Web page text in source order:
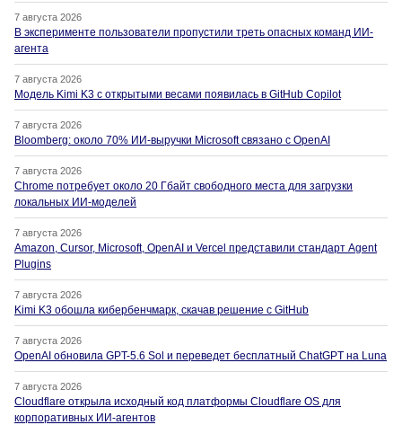
7 августа 2026
В эксперименте пользователи пропустили треть опасных команд ИИ-
агента
7 августа 2026
Модель Kimi K3 с открытыми весами появилась в GitHub Copilot
7 августа 2026
Bloomberg: около 70% ИИ-выручки Microsoft связано с OpenAI
7 августа 2026
Chrome потребует около 20 Гбайт свободного места для загрузки
локальных ИИ-моделей
7 августа 2026
Amazon, Cursor, Microsoft, OpenAI и Vercel представили стандарт Agent
Plugins
7 августа 2026
Kimi K3 обошла кибербенчмарк, скачав решение с GitHub
7 августа 2026
OpenAI обновила GPT-5.6 Sol и переведет бесплатный ChatGPT на Luna
7 августа 2026
Cloudflare открыла исходный код платформы Cloudflare OS для
корпоративных ИИ-агентов